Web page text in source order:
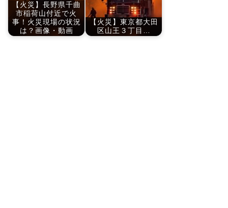
【火災】長野県千曲
市稲荷山付近で火
事！火災現場の状況
は？画像・動画
【火災】東京都大田
区山王３丁目…